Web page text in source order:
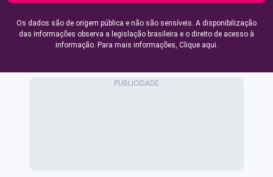
Os dados são de origem pública e não são sensíveis. A disponibilização
das informações observa a legislação brasileira e o direito de acesso à
informação. Para mais informações, Clique aqui.